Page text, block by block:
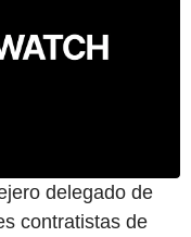
delegado de
contratistas de